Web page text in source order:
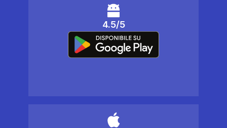
4.5/5